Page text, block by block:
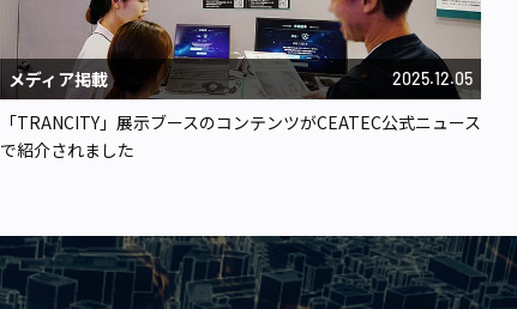
メディア掲載 2025.12.05
「TRANCITY」展示ブースのコンテンツがCEATEC公式ニュース
で紹介されました